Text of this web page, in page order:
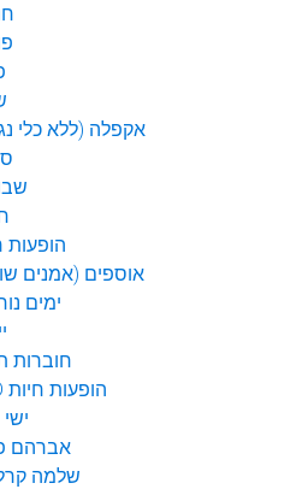
אקפלה (ללא כלי
הופעות
אוספים (אמנים
ימים
חוברות
DVD הופעות חיות
אברהם
שלמה